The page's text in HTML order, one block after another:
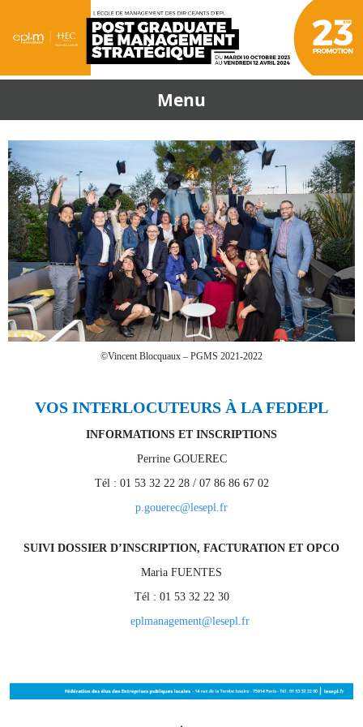
Menu
©Vincent Blocquaux – PGMS 2021-2022
VOS INTERLOCUTEURS À LA FEDEPL
INFORMATIONS ET INSCRIPTIONS
Perrine GOUEREC
Tél : 01 53 32 22 28 / 07 86 86 67 02
p.gouerec@lesepl.fr
SUIVI DOSSIER D’INSCRIPTION, FACTURATION ET OPCO
Maria FUENTES
Tél : 01 53 32 22 30
eplmanagement@lesepl.fr